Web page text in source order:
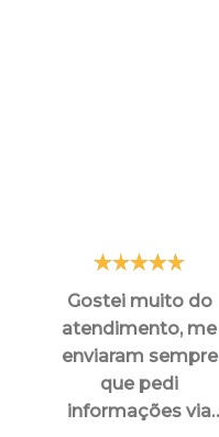
Gostei muito do
atendimento, me
enviaram sempre
que pedi
informações via